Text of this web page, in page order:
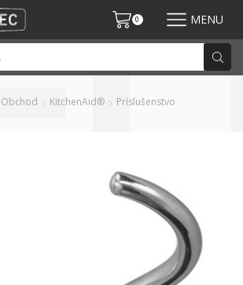
0 MENU
Obchod KitchenAid® Príslušenstvo